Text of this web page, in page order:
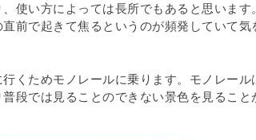
使い方によっては長所でもあると思います
前で起きて焦るというのが頻発していて気
くためモノレールに乗ります。モノレール
段では見ることのできない景色を見ること